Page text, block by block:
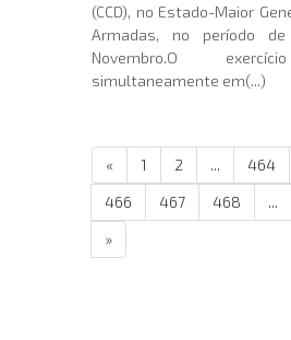
(CCD), no Estado-Maior
Armadas, no período
Novembro.O
simultaneamente em(...)
« 1 2 ... 464
466
467 468 ...
»